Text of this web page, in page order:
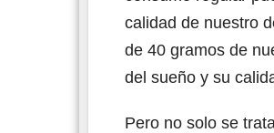
calidad de nuestro
de 40 gramos de
del sueño y su
Pero no solo se